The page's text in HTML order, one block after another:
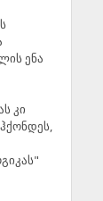
ენა
კი